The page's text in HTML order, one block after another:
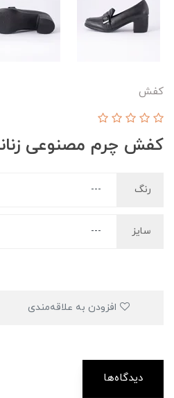
کفش
کفش چرم مصنوعی
رنگ
سایز
دیدگاه‌ها